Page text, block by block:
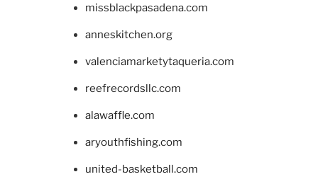
missblackpasadena.com
anneskitchen.org
valenciamarketytaqueria.com
reefrecordsllc.com
alawaffle.com
aryouthfishing.com
united-basketball.com